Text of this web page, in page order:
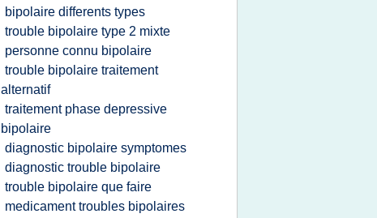
bipolaire differents types
trouble bipolaire type 2 mixte
personne connu bipolaire
trouble bipolaire traitement
alternatif
traitement phase depressive
bipolaire
diagnostic bipolaire symptomes
diagnostic trouble bipolaire
trouble bipolaire que faire
medicament troubles bipolaires